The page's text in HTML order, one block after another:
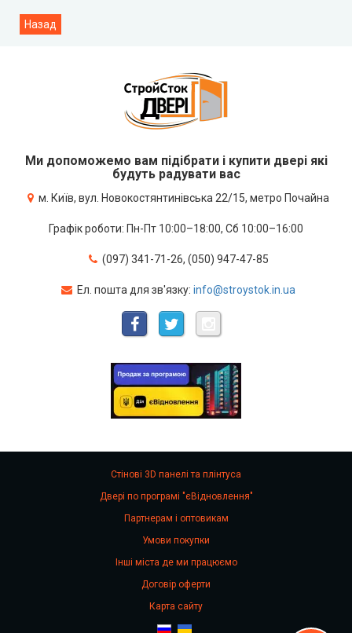
Ми допоможемо вам підібрати і купити двері які
будуть радувати вас
м. Київ, вул. Новокостянтинівська 22/15, метро Почайна
Графік роботи: Пн-Пт 10:00–18:00, Сб 10:00–16:00
(097) 341-71-26, (050) 947-47-85
Ел. пошта для зв'язку: info@stroystok.in.ua
Стінові 3D панелі та плінтуса
Двері по програмі "єВідновлення"
Партнерам і оптовикам
Умови покупки
Інші міста де ми працюємо
Договір оферти
Карта сайту